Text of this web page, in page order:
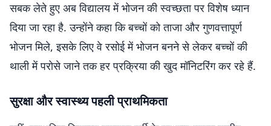
सबक लेते हुए अब विद्यालय में भोजन की स्वच्छता पर विशेष ध्यान
दिया जा रहा है. उन्होंने कहा कि बच्चों को ताजा और गुणवत्तापूर्ण
भोजन मिले, इसके लिए वे रसोई में भोजन बनने से लेकर बच्चों की
थाली में परोसे जाने तक हर प्रक्रिया की खुद मॉनिटरिंग कर रहे हैं.
सुरक्षा और स्वास्थ्य पहली प्राथमिकता